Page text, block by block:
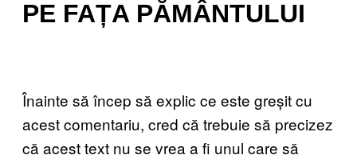
PE FAȚA PĂMÂNTULUI
Înainte să încep să explic ce este greșit cu
acest comentariu, cred că trebuie să precizez
că acest text nu se vrea a fi unul care să